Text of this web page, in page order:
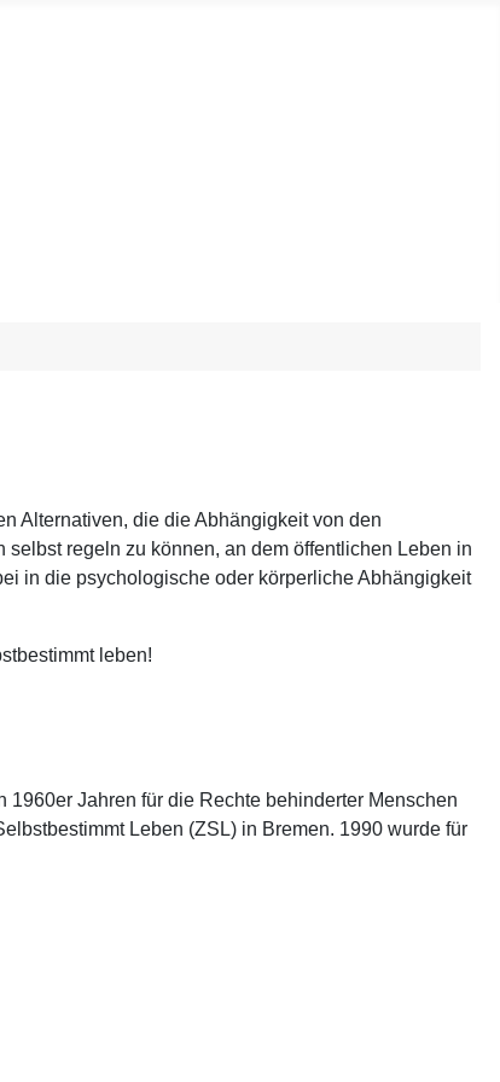
Alternativen, die die Abhängigkeit von den
regeln zu können, an dem öffentlichen Leben in
in die psychologische oder körperliche Abhängigkeit
leben!
Jahren für die Rechte behinderter Menschen
Leben (ZSL) in Bremen. 1990 wurde für